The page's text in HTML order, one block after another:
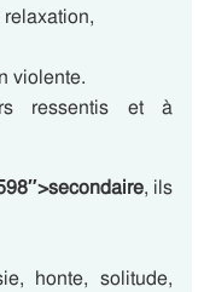
violente.
ressentis et à
, ils
honte, solitude,